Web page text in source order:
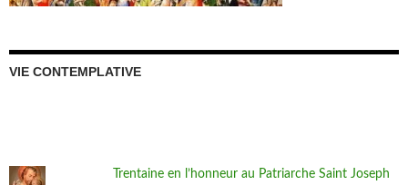
VIE CONTEMPLATIVE
Trentaine en l’honneur au Patriarche Saint Joseph